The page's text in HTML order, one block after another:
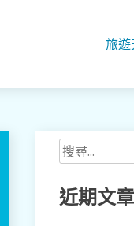
旅
搜
尋
關
鍵
近期文章